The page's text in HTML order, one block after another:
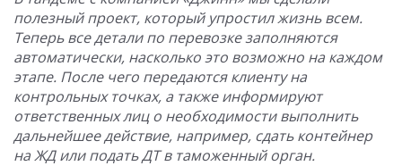
полезный проект, который упростил жизнь всем.
Теперь все детали по перевозке заполняются
автоматически, насколько это возможно на каждом
этапе. После чего передаются клиенту на
контрольных точках, а также информируют
ответственных лиц о необходимости выполнить
дальнейшее действие, например, сдать контейнер
на ЖД или подать ДТ в таможенный орган.